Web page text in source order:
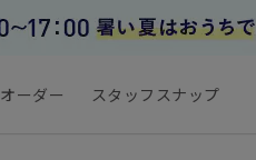
オーダー スタッフスナップ